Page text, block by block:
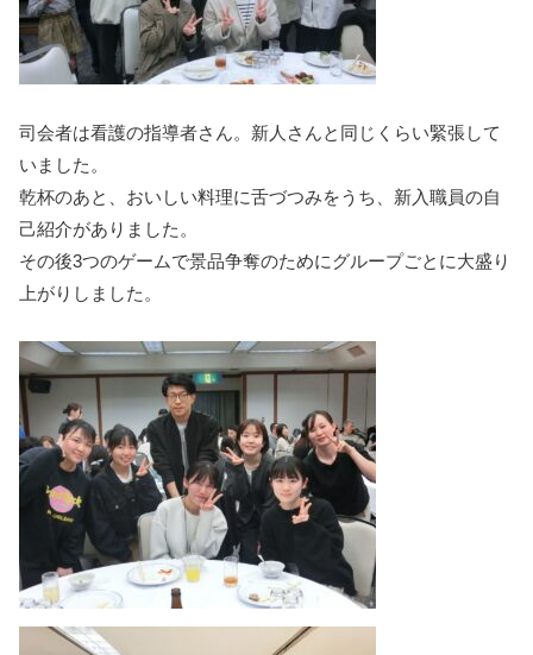
司会者は看護の指導者さん。新人さんと同じくらい緊張して
いました。
乾杯のあと、おいしい料理に舌づつみをうち、新入職員の自
己紹介がありました。
その後3つのゲームで景品争奪のためにグループごとに大盛り
上がりしました。